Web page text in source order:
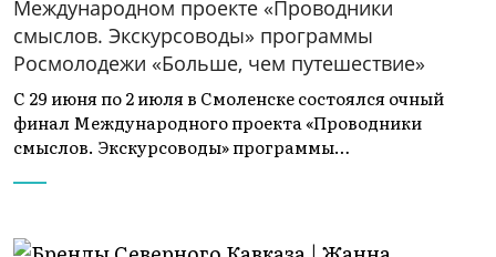
Международном проекте «Проводники
смыслов. Экскурсоводы» программы
Росмолодежи «Больше, чем путешествие»
С 29 июня по 2 июля в Смоленске состоялся очный
финал Международного проекта «Проводники
смыслов. Экскурсоводы» программы…